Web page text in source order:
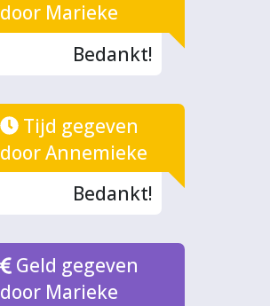
door Marieke
Bedankt!
Tijd gegeven
door Annemieke
Bedankt!
Geld gegeven
door Marieke